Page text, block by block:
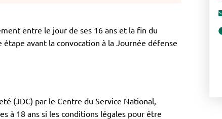
entre le jour de ses 16 ans et la fin du
avant la convocation à la Journée défense
(JDC) par le Centre du Service National,
à 18 ans si les conditions légales pour être